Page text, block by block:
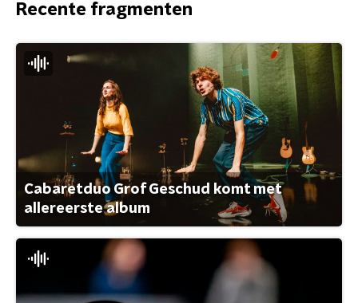
Recente fragmenten
Cabaretduo Grof Geschud komt met
allereerste album